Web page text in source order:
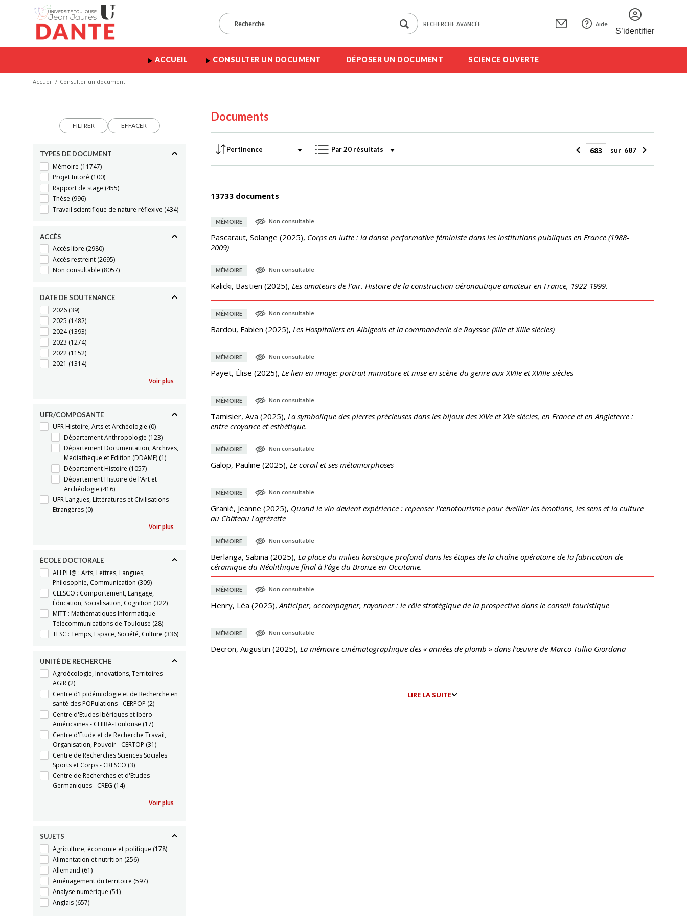
RECHERCHE AVANCÉE Aide
S’identifier
ACCUEIL CONSULTER UN DOCUMENT DÉPOSER UN DOCUMENT SCIENCE OUVERTE
Accueil Consulter un document
FILTRER EFFACER
TYPES DE DOCUMENT
Mémoire (11747)
Projet tutoré (100)
Rapport de stage (455)
Thèse (996)
Travail scientifique de nature réflexive (434)
ACCÈS
Accès libre (2980)
Accès restreint (2695)
Non consultable (8057)
DATE DE SOUTENANCE
2026 (39)
2025 (1482)
2024(1393)
2023 (1274)
2022 (1152)
2021 (1314)
Voir plus
UFR/COMPOSANTE
UFR Histoire, Arts et Archéologie (0)
Département Anthropologie (123)
Département Documentation, Archives,
Médiathèque et Edition (DDAME) (1)
Département Histoire (1057)
Département Histoire de l'Art et
Archéologie (416)
UFR Langues, Littératures et Civilisations
Etrangères (0)
Voir plus
ÉCOLE DOCTORALE
ALLPH@ : Arts, Lettres, Langues,
Philosophie, Communication (309)
CLESCO : Comportement, Langage,
Éducation, Socialisation, Cognition (322)
MITT : Mathématiques Informatique
Télécommunications de Toulouse (28)
TESC : Temps, Espace, Société, Culture (336)
UNITÉ DE RECHERCHE
Agroécologie, Innovations, Territoires -
AGIR (2)
Centre d'Epidémiologie et de Recherche en
santé des POPulations - CERPOP (2)
Centre d'Etudes Ibériques et Ibéro-
Américaines - CEIIBA-Toulouse (17)
Centre d'Étude et de Recherche Travail,
Organisation, Pouvoir - CERTOP (31)
Centre de Recherches Sciences Sociales
Sports et Corps - CRESCO (3)
Centre de Recherches et d'Etudes
Germaniques - CREG (14)
Voir plus
SUJETS
Agriculture, économie et politique (178)
Alimentation et nutrition (256)
Allemand (61)
Aménagement du territoire (597)
Analyse numérique (51)
Anglais (657)
Documents
sur 687
13733 documents
MÉMOIRE Non consultable
Pascaraut, Solange (2025), Corps en lutte : la danse performative féministe dans les institutions publiques en France (1988-
2009)
MÉMOIRE Non consultable
Kalicki, Bastien (2025), Les amateurs de l'air. Histoire de la construction aéronautique amateur en France, 1922-1999.
MÉMOIRE Non consultable
Bardou, Fabien (2025), Les Hospitaliers en Albigeois et la commanderie de Rayssac (XIIe et XIIIe siècles)
MÉMOIRE Non consultable
Payet, Élise (2025), Le lien en image: portrait miniature et mise en scène du genre aux XVIIe et XVIIIe siècles
MÉMOIRE Non consultable
Tamisier, Ava (2025), La symbolique des pierres précieuses dans les bijoux des XIVe et XVe siècles, en France et en Angleterre :
entre croyance et esthétique.
MÉMOIRE Non consultable
Galop, Pauline (2025), Le corail et ses métamorphoses
MÉMOIRE Non consultable
Granié, Jeanne (2025), Quand le vin devient expérience : repenser l'œnotourisme pour éveiller les émotions, les sens et la culture
au Château Lagrézette
MÉMOIRE Non consultable
Berlanga, Sabina (2025), La place du milieu karstique profond dans les étapes de la chaîne opératoire de la fabrication de
céramique du Néolithique final à l'âge du Bronze en Occitanie.
MÉMOIRE Non consultable
Henry, Léa (2025),Anticiper, accompagner, rayonner : le rôle stratégique de la prospective dans le conseil touristique
MÉMOIRE Non consultable
Decron, Augustin (2025), La mémoire cinématographique des « années de plomb » dans l’œuvre de Marco Tullio Giordana
LIRE LA SUITE